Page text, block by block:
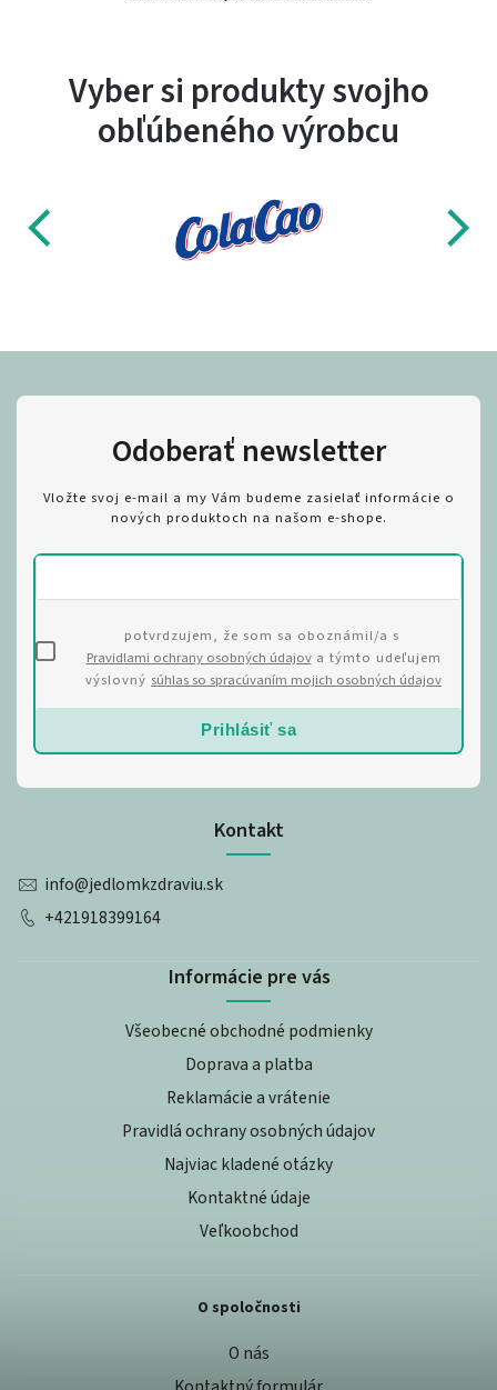
Vyber si produkty svojho
obľúbeného výrobcu
Kontakt
info@jedlomkzdraviu.sk
+421918399164
Informácie pre vás
Všeobecné obchodné podmienky
Doprava a platba
Reklamácie a vrátenie
Pravidlá ochrany osobných údajov
Najviac kladené otázky
Kontaktné údaje
Veľkoobchod
O spoločnosti
O nás
Odoberať newsletter
Vložte svoj e-mail a my Vám budeme zasielať informácie o
nových produktoch na našom e-shope.
potvrdzujem, že som sa oboznámil/a s
Pravidlami ochrany osobných údajova týmto udeľujem
výslovný súhlas so spracúvaním mojich osobných údajov
Prihlásiť sa